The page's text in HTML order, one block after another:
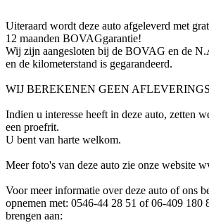
Uiteraard wordt deze auto afgeleverd met
12 maanden BOVAGgarantie!
Wij zijn aangesloten bij de BOVAG en de
en de kilometerstand is gegarandeerd.
WIJ BEREKENEN GEEN
Indien u interesse heeft in deze auto, zetten
een proefrit.
U bent van harte welkom.
Meer foto's van deze auto zie onze website
Voor meer informatie over deze auto of ons
opnemen met: 0546-44 28 51 of 06-409 180
brengen aan: